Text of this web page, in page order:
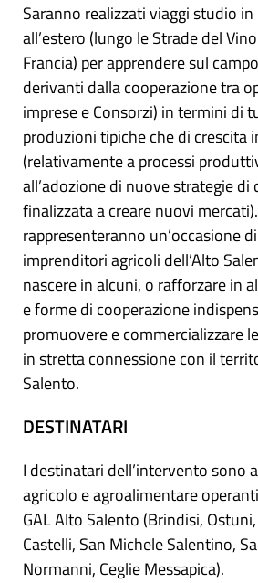
Saranno realizzati viaggi studio in
all’estero (lungo le Strade del
Francia) per apprendere sul
derivanti dalla cooperazione tra
imprese e Consorzi) in termini di
produzioni tipiche che di crescita
(relativamente a processi
all’adozione di nuove strategie di
finalizzata a creare nuovi
rappresenteranno un’occasione
imprenditori agricoli dell’Alto
nascere in alcuni, o rafforzare in
e forme di cooperazione
promuovere e commercializzare
in stretta connessione con il
Salento.
DESTINATARI
I destinatari dell’intervento sono
agricolo e agroalimentare
GAL Alto Salento (Brindisi,
Castelli, San Michele Salentino,
Normanni, Ceglie Messapica).